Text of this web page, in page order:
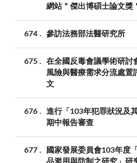
網站＂傑出博碩士論文獎
674 參訪法務部法醫研究所
675
在全國反毒會議學術研討
風險與醫療需求分流處置
文
676
進行「103年犯罪狀況及
期中報告審查
677
國家發展委員會103年度